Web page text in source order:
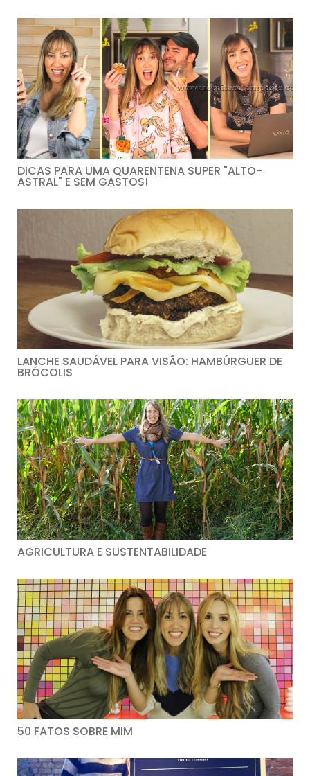
DICAS PARA UMA QUARENTENA SUPER "ALTO-
ASTRAL" E SEM GASTOS!
LANCHE SAUDÁVEL PARA VISÃO: HAMBÚRGUER DE
BRÓCOLIS
AGRICULTURA E SUSTENTABILIDADE
50 FATOS SOBRE MIM